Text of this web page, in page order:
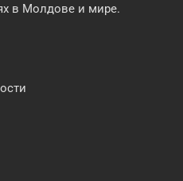
в Молдове и мире.